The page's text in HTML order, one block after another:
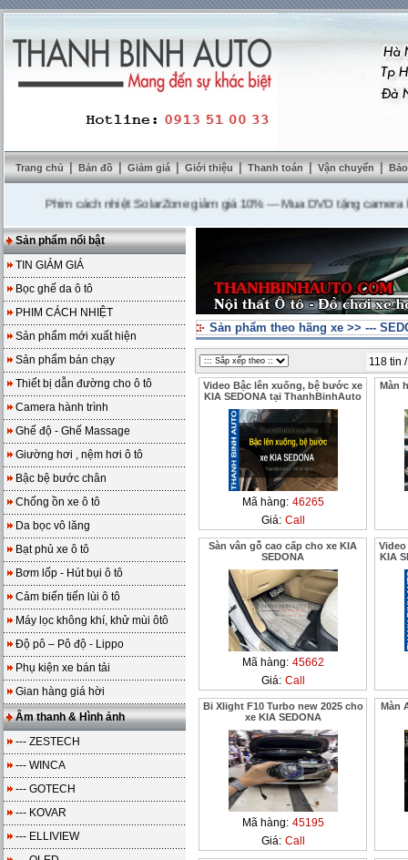
Trang chủ | Bản đồ | Giảm giá | Giới thiệu | Thanh toán | Vận chuyển |
Phim cách nhiệt SolarZone giảm giá 10%---Mua DVD tặng camera lùi
Sản phẩm nổi bật
TIN GIẢM GIÁ
Bọc ghế da ô tô
PHIM CÁCH NHIỆT
Sản phẩm mới xuất hiện
Sản phẩm bán chạy
Thiết bị dẫn đường cho ô tô
Camera hành trình
Ghế độ - Ghế Massage
Giường hơi , nệm hơi ô tô
Bậc bệ bước chân
Chống ồn xe ô tô
Da bọc vô lăng
Bạt phủ xe ô tô
Bơm lốp - Hút bụi ô tô
Cảm biến tiến lùi ô tô
Máy lọc không khí, khử mùi ôtô
Độ pô – Pô độ - Lippo
Phụ kiện xe bán tải
Gian hàng giá hời
Âm thanh & Hình ảnh
--- ZESTECH
--- WINCA
--- GOTECH
--- KOVAR
--- ELLIVIEW
Sản phẩm theo hãng xe >> ---
118 tin
Video Bậc lên xuống, bệ bước xe
KIA SEDONA tại ThanhBinhAuto
Mã hàng: 46265
Giá: Call
Màn
Sàn vân gỗ cao cấp cho xe KIA
SEDONA
Mã hàng: 45662
Giá: Call
KIA
Bi Xlight F10 Turbo new 2025 cho
xe KIA SEDONA
Mã hàng: 45195
Giá: Call
Màn